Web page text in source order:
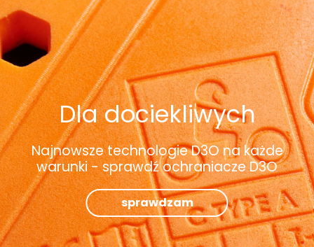
Dla dociekliwych
Najnowsze technologie D3O na każde
warunki - sprawdź ochraniacze D3O
sprawdzam